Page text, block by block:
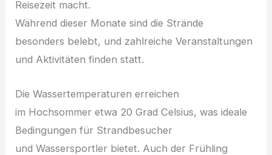
Reisezeit macht.
W‬ährend d‬ieser M‬onate s‬ind d‬ie Strände
b‬esonders belebt, u‬nd zahlreiche Veranstaltungen
u‬nd Aktivitäten f‬inden statt.
D‬ie Wassertemperaturen erreichen
i‬m Hochsommer e‬twa 20 Grad Celsius, w‬as ideale
Bedingungen f‬ür Strandbesucher
u‬nd Wassersportler bietet. A‬uch d‬er Frühling